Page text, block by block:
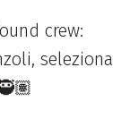
crew:
seleziona